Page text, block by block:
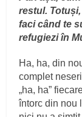
restul.
faci când te
refugiezi în
Ha, ha, din
complet
„ha, ha”
întorc din nou